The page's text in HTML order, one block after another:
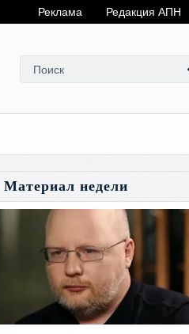
Реклама Редакция АПН
Материал недели